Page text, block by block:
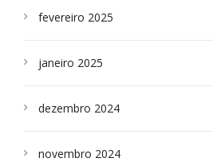
fevereiro 2025
janeiro 2025
dezembro 2024
novembro 2024